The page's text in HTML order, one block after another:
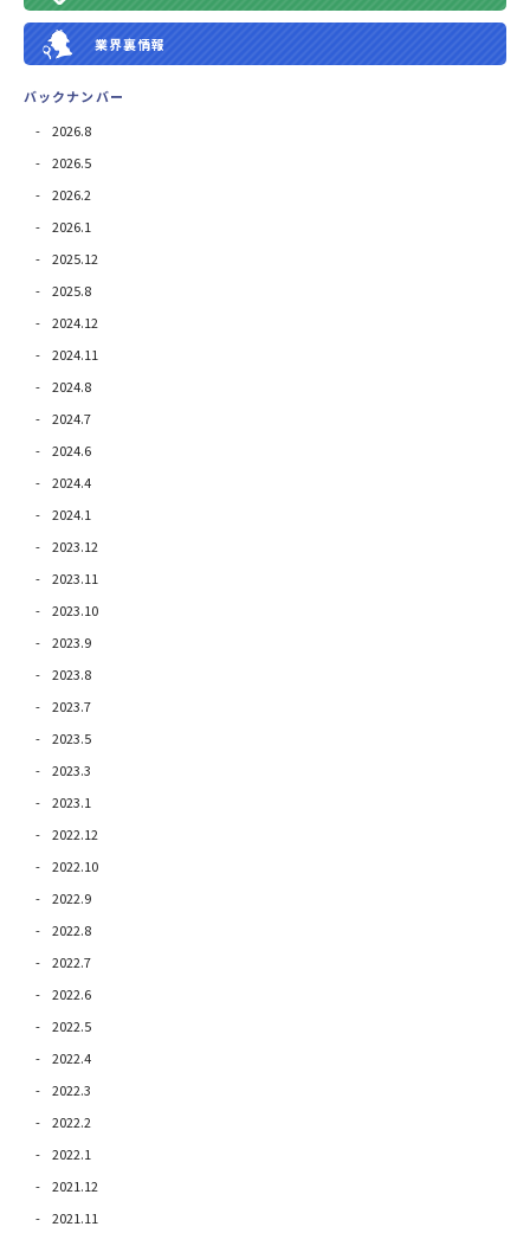
業界裏情報
バックナンバー
2026.8
2026.5
2026.2
2026.1
2025.12
2025.8
2024.12
2024.11
2024.8
2024.7
2024.6
2024.4
2024.1
2023.12
2023.11
2023.10
2023.9
2023.8
2023.7
2023.5
2023.3
2023.1
2022.12
2022.10
2022.9
2022.8
2022.7
2022.6
2022.5
2022.4
2022.3
2022.2
2022.1
2021.12
2021.11